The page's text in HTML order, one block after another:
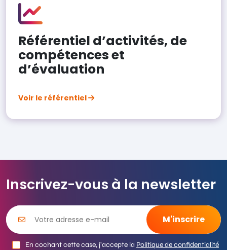
Référentiel d’activités, de
compétences et
d’évaluation
Voir le référentiel
Inscrivez-vous à la newsletter
En cochant cette case, j’accepte la Politique de confidentialité